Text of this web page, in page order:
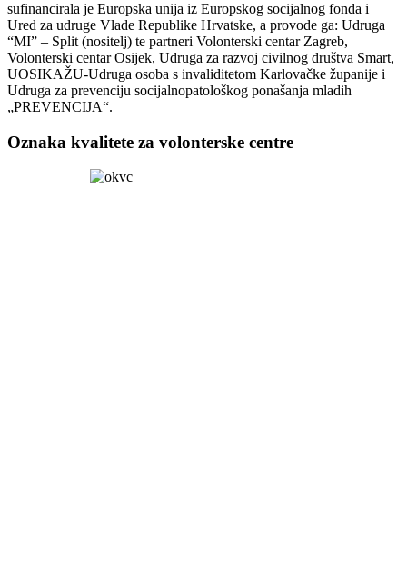
sufinancirala je Europska unija iz Europskog socijalnog fonda i
Ured za udruge Vlade Republike Hrvatske, a provode ga: Udruga
“MI” – Split (nositelj) te partneri Volonterski centar Zagreb,
Volonterski centar Osijek, Udruga za razvoj civilnog društva Smart,
UOSIKAŽU-Udruga osoba s invaliditetom Karlovačke županije i
Udruga za prevenciju socijalnopatološkog ponašanja mladih
„PREVENCIJA“.
Oznaka kvalitete za volonterske centre